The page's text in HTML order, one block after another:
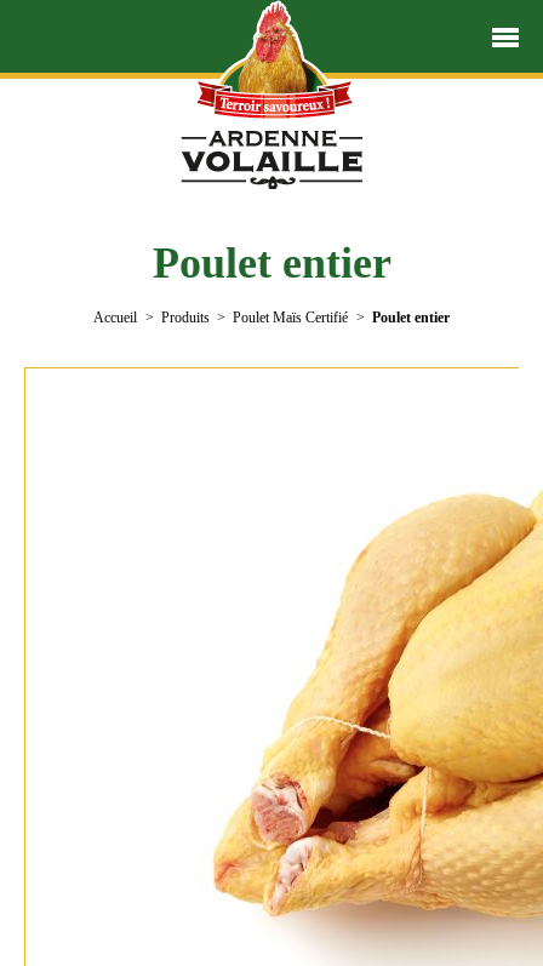
Poulet entier
Accueil Produits Poulet Maïs Certifié Poulet entier